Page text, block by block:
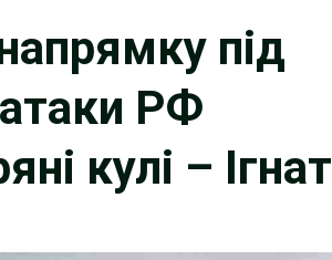
під
РФ
кулі – Ігнат